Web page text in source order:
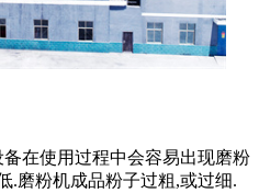
备在使用过程中会容易出现磨粉
.磨粉机成品粉子过粗,或过细.